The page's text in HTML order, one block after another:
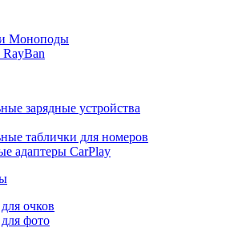
Моноподы
зарядные устройства
таблички для номеров
адаптеры CarPlay
очков
фото